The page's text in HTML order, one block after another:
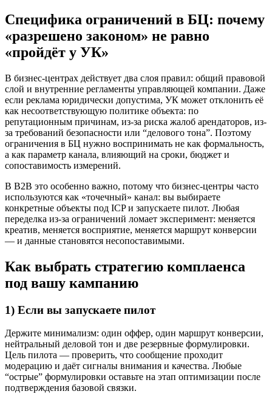
Специфика ограничений в БЦ: почему
«разрешено законом» не равно
«пройдёт у УК»
В бизнес-центрах действует два слоя правил: общий правовой
слой и внутренние регламенты управляющей компании. Даже
если реклама юридически допустима, УК может отклонить её
как несоответствующую политике объекта: по
репутационным причинам, из-за риска жалоб арендаторов, из-
за требований безопасности или “делового тона”. Поэтому
ограничения в БЦ нужно воспринимать не как формальность,
а как параметр канала, влияющий на сроки, бюджет и
сопоставимость измерений.
В B2B это особенно важно, потому что бизнес-центры часто
используются как «точечный» канал: вы выбираете
конкретные объекты под ICP и запускаете пилот. Любая
переделка из-за ограничений ломает эксперимент: меняется
креатив, меняется восприятие, меняется маршрут конверсии
— и данные становятся несопоставимыми.
Как выбрать стратегию комплаенса
под вашу кампанию
1) Если вы запускаете пилот
Держите минимализм: один оффер, один маршрут конверсии,
нейтральный деловой тон и две резервные формулировки.
Цель пилота — проверить, что сообщение проходит
модерацию и даёт сигналы внимания и качества. Любые
“острые” формулировки оставьте на этап оптимизации после
подтверждения базовой связки.